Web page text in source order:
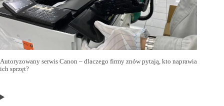
Autoryzowany serwis Canon – dlaczego firmy znów pytają, kto naprawia
ich sprzęt?